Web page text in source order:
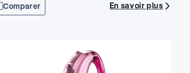
Comparer En savoir plus